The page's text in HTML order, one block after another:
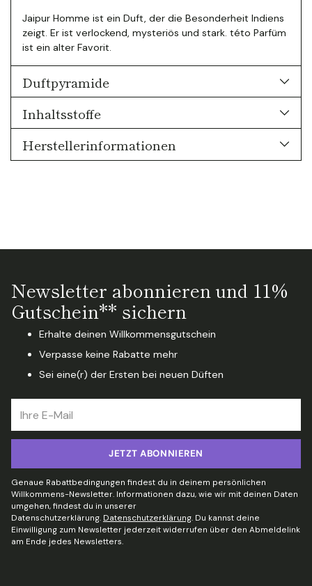
Jaipur Homme ist ein Duft, der die Besonderheit Indiens
zeigt. Er ist verlockend, mysteriös und stark. této Parfüm
ist ein alter Favorit.
Duftpyramide
Inhaltsstoffe
Herstellerinformationen
Newsletter abonnieren und 11%
Gutschein** sichern
Erhalte deinen Willkommensgutschein
Verpasse keine Rabatte mehr
Sei eine(r) der Ersten bei neuen Düften
E-
Mail
JETZT ABONNIEREN
Genaue Rabattbedingungen findest du in deinem persönlichen
Willkommens-Newsletter. Informationen dazu, wie wir mit deinen Daten
umgehen, findest du in unserer
Datenschutzerklärung. Datenschutzerklärung. Du kannst deine
Einwilligung zum Newsletter jederzeit widerrufen über den Abmeldelink
am Ende jedes Newsletters.